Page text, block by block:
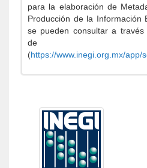
para la elaboración de
Producción de la Información
se pueden consultar a
de
(https://www.inegi.org.mx/app/